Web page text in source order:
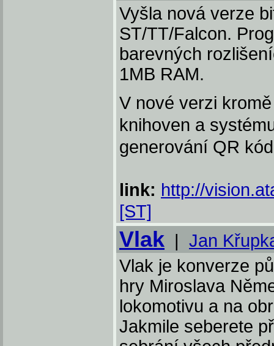
Vyšla nová verze
ST/TT/Falcon.
barevných
1MB RAM.
V nové verzi
knihoven a
generování QR
link: http://
[ST]
Vlak | Jan
Vlak je konverze
hry Miroslava
lokomotivu a na
Jakmile seberete